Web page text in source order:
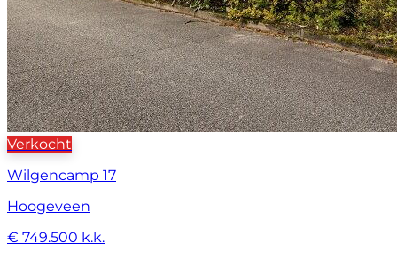
Verkocht
Wilgencamp 17
Hoogeveen
€ 749.500 k.k.